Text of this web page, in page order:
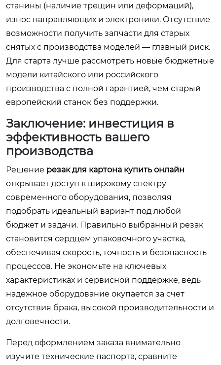
станины (наличие трещин или деформаций),
износ направляющих и электроники. Отсутствие
возможности получить запчасти для старых
снятых с производства моделей — главный риск.
Для старта лучше рассмотреть новые бюджетные
модели китайского или российского
производства с полной гарантией, чем старый
европейский станок без поддержки.
Заключение: инвестиция в
эффективность вашего
производства
Решение резак для картона купить онлайн
открывает доступ к широкому спектру
современного оборудования, позволяя
подобрать идеальный вариант под любой
бюджет и задачи. Правильно выбранный резак
становится сердцем упаковочного участка,
обеспечивая скорость, точность и безопасность
процессов. Не экономьте на ключевых
характеристиках и сервисной поддержке, ведь
надежное оборудование окупается за счет
отсутствия брака, высокой производительности и
долговечности.
Перед оформлением заказа внимательно
изучите технические паспорта, сравните